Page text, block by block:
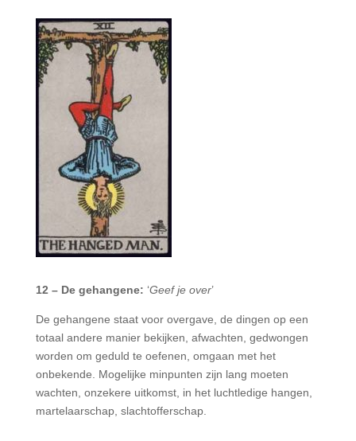
12 – De gehangene: ‘Geef je over’
De gehangene staat voor overgave, de dingen op een
totaal andere manier bekijken, afwachten, gedwongen
worden om geduld te oefenen, omgaan met het
onbekende. Mogelijke minpunten zijn lang moeten
wachten, onzekere uitkomst, in het luchtledige hangen,
martelaarschap, slachtofferschap.